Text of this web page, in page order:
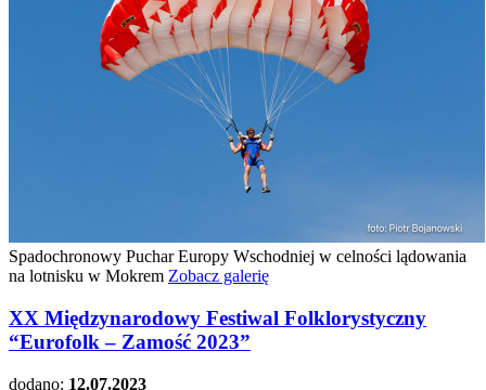
Spadochronowy Puchar Europy Wschodniej w celności lądowania
na lotnisku w Mokrem Zobacz galerię
XX Międzynarodowy Festiwal Folklorystyczny
“Eurofolk – Zamość 2023”
dodano: 12.07.2023